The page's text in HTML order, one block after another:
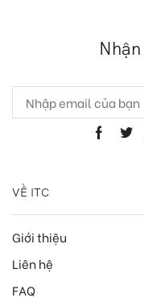
VỀ ITC
Giới thiệu
Liên hệ
FAQ